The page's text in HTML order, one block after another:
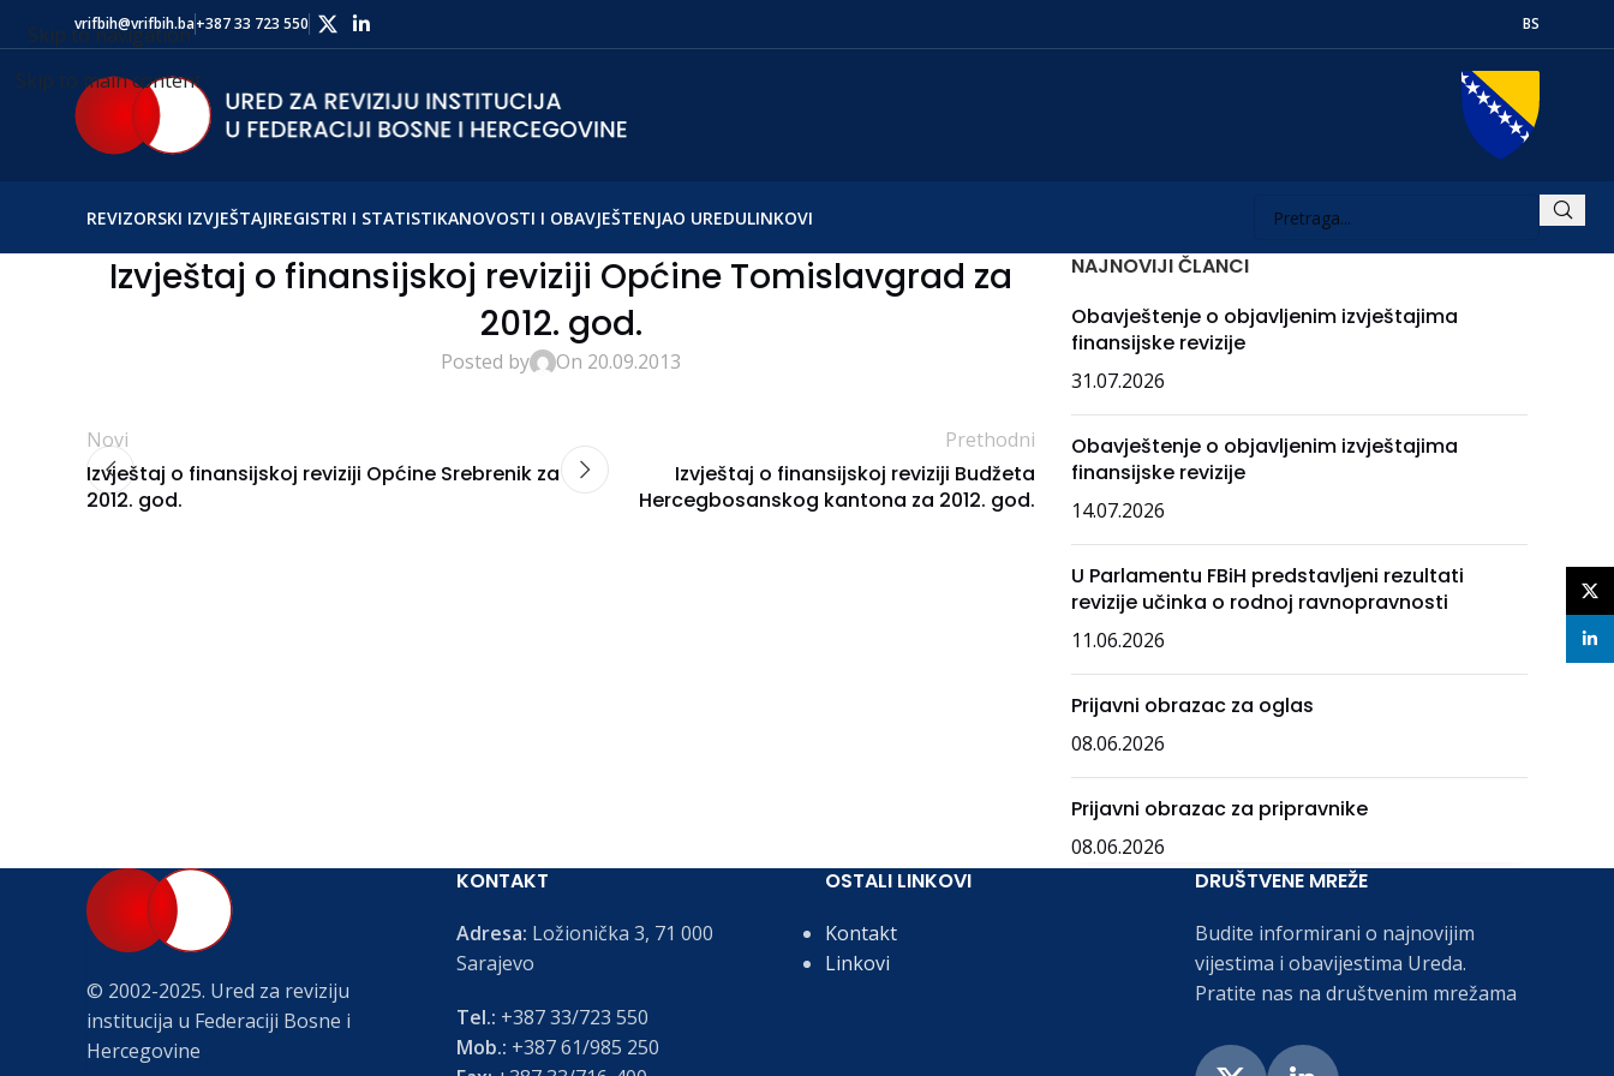
Skip to navigation
Skip to main content
vrifbih@vrifbih.ba+387 33 723 550 BS
REVIZORSKI IZVJEŠTAJIREGISTRI I STATISTIKANOVOSTI I OBAVJEŠTENJAO UREDULINKOVI
Izvještaj o finansijskoj reviziji Općine Tomislavgrad za
2012. god.
Posted by On 20.09.2013
Novi
Izvještaj o finansijskoj reviziji Općine Srebrenik za
2012. god.
Prethodni
Izvještaj o finansijskoj reviziji Budžeta
Hercegbosanskog kantona za 2012. god.
NAJNOVIJI ČLANCI
Obavještenje o objavljenim izvještajima
finansijske revizije
31.07.2026
Obavještenje o objavljenim izvještajima
finansijske revizije
14.07.2026
U Parlamentu FBiH predstavljeni rezultati
revizije učinka o rodnoj ravnopravnosti
11.06.2026
Prijavni obrazac za oglas
08.06.2026
Prijavni obrazac za pripravnike
08.06.2026
© 2002-2025. Ured za reviziju
institucija u Federaciji Bosne i
Hercegovine
KONTAKT
Adresa: Ložionička 3, 71 000
Sarajevo
Tel.: +387 33/723 550
Mob.: +387 61/985 250
OSTALI LINKOVI
Kontakt
Linkovi
DRUŠTVENE MREŽE
Budite informirani o najnovijim
vijestima i obavijestima Ureda.
Pratite nas na društvenim mrežama